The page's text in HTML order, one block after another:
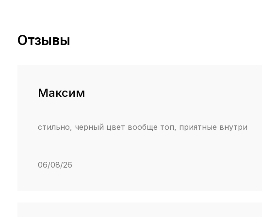
Отзывы
Максим
стильно, черный цвет вообще топ, приятные внутри
06/08/26